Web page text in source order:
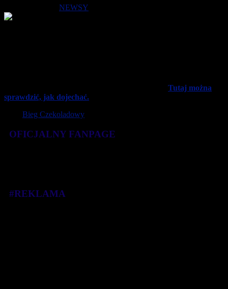
NEWSY
Tutaj można
sprawdzić, jak dojechać.
Bieg Czekoladowy
OFICJALNY FANPAGE
#REKLAMA